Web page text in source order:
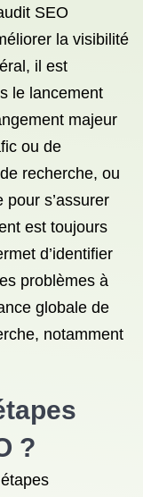
SEO
la visibilité
il est
le lancement
majeur
ou de
recherche, ou
s’assurer
est toujours
d’identifier
problèmes à
globale de
notamment
?